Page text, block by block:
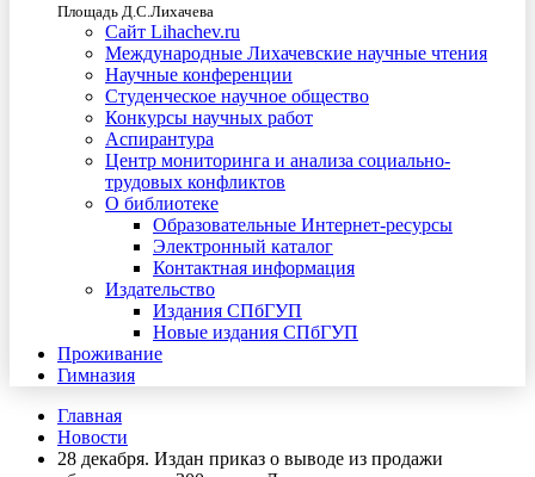
Площадь Д.С.Лихачева
Сайт Lihachev.ru
Международные Лихачевские научные чтения
Научные конференции
Студенческое научное общество
Конкурсы научных работ
Аспирантура
Центр мониторинга и анализа социально-
трудовых конфликтов
О библиотеке
Образовательные Интернет-ресурсы
Электронный каталог
Контактная информация
Издательство
Издания СПбГУП
Новые издания СПбГУП
Проживание
Гимназия
Главная
Новости
28 декабря. Издан приказ о выводе из продажи